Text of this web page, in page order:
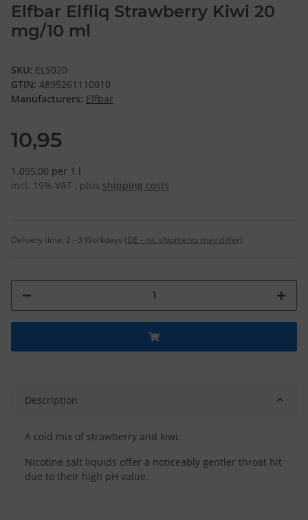
Elfbar Elfliq Strawberry Kiwi 20
mg/10 ml
SKU: ELS020
GTIN: 4895261110010
Manufacturers: Elfbar
10,95
1.095,00 per 1 l
incl. 19% VAT , plus shipping costs
Delivery time: 2 - 3 Workdays (DE - int. shipments may differ)
Description
A cold mix of strawberry and kiwi.
Nicotine salt liquids offer a noticeably gentler throat hit
due to their high pH value.